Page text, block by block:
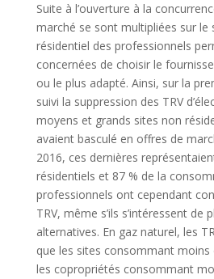
Suite à l’ouverture à la
marché se sont multipliées sur le
résidentiel des professionnels
concernées de choisir le
ou le plus adapté. Ainsi, sur la
suivi la suppression des TRV
moyens et grands sites non
avaient basculé en offres de
2016, ces dernières
résidentiels et 87 % de la
professionnels ont cependant
TRV, même s’ils s’intéressent de
alternatives. En gaz naturel, les
que les sites consommant
les copropriétés consommant